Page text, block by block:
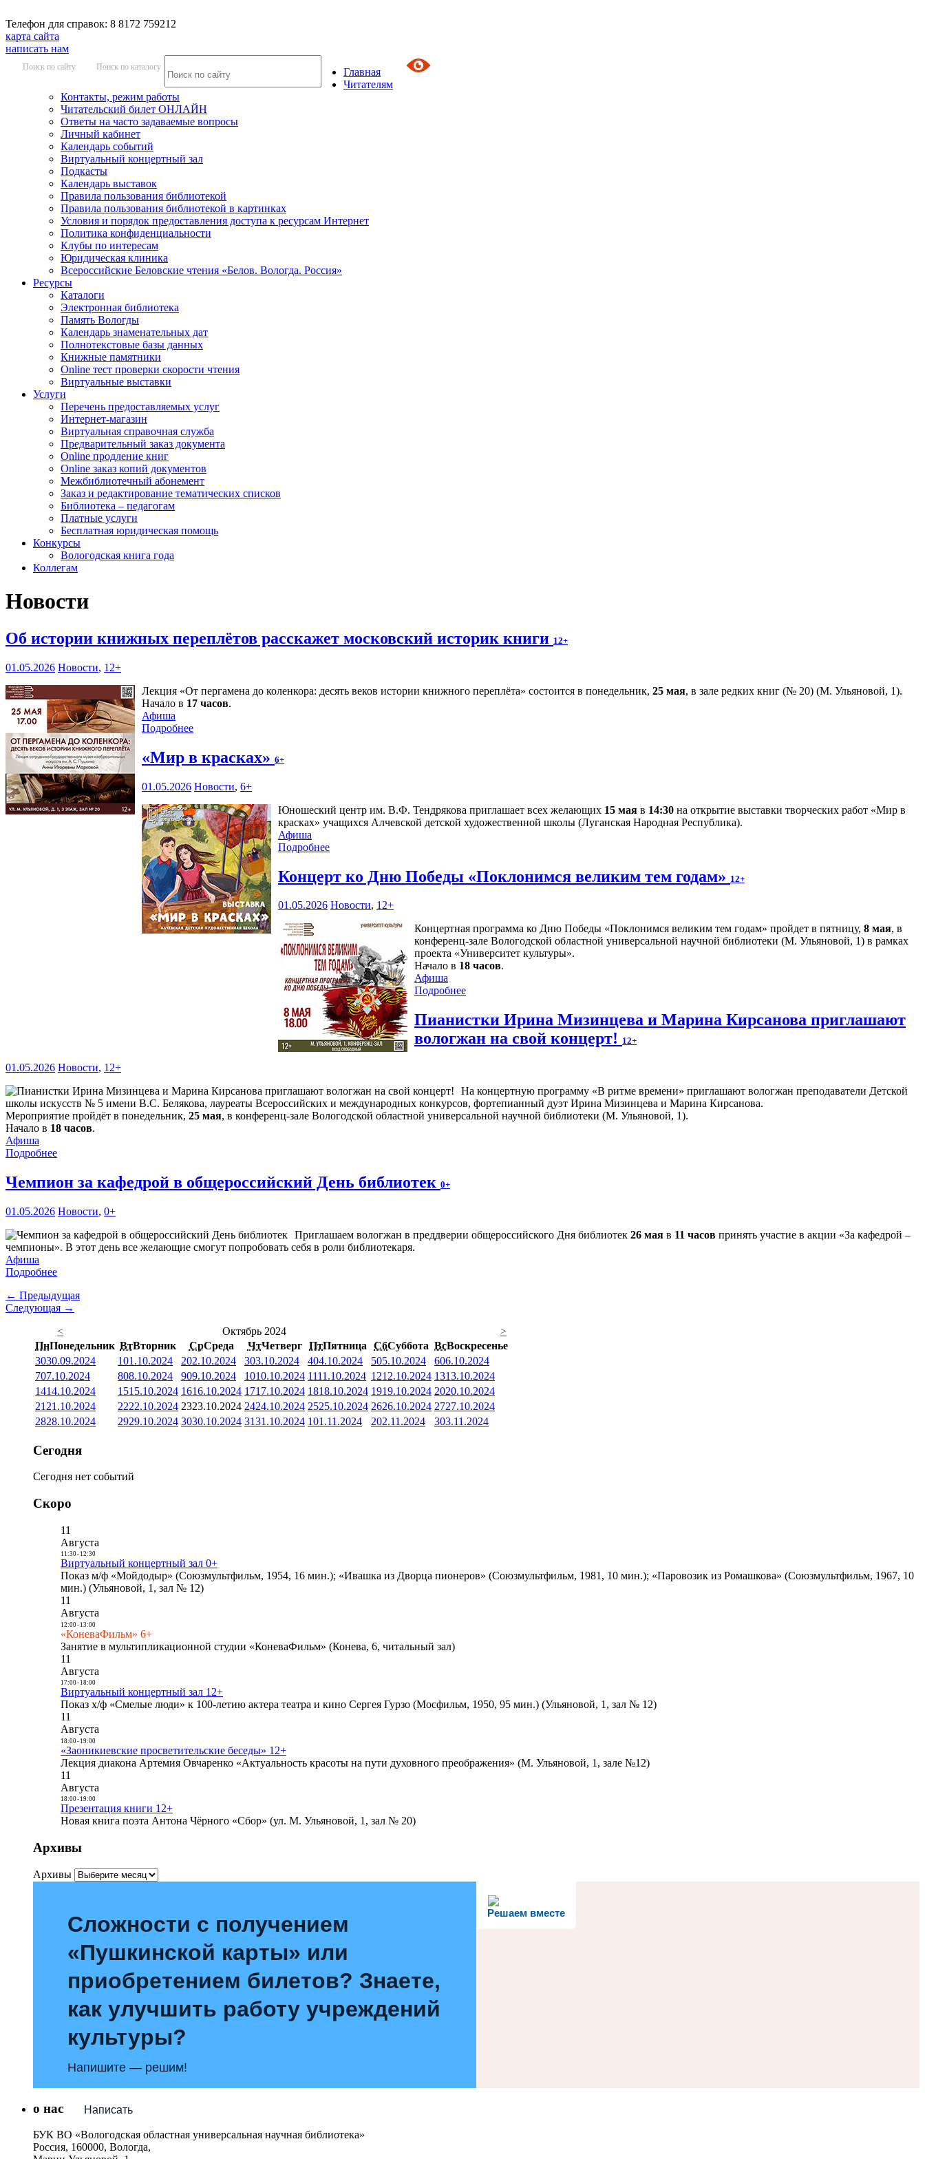
Телефон для справок: 8 8172 759212
карта сайта
написать нам
Поиск по сайту Поиск по каталогу
Главная
Читателям
Контакты, режим работы
Читательский билет ОНЛАЙН
Ответы на часто задаваемые вопросы
Личный кабинет
Календарь событий
Виртуальный концертный зал
Подкасты
Календарь выставок
Правила пользования библиотекой
Правила пользования библиотекой в картинках
Условия и порядок предоставления доступа к ресурсам Интернет
Политика конфиденциальности
Клубы по интересам
Юридическая клиника
Всероссийские Беловские чтения «Белов. Вологда. Россия»
Ресурсы
Каталоги
Электронная библиотека
Память Вологды
Календарь знаменательных дат
Полнотекстовые базы данных
Книжные памятники
Online тест проверки скорости чтения
Виртуальные выставки
Услуги
Перечень предоставляемых услуг
Интернет-магазин
Виртуальная справочная служба
Предварительный заказ документа
Online продление книг
Online заказ копий документов
Межбиблиотечный абонемент
Заказ и редактирование тематических списков
Библиотека – педагогам
Платные услуги
Бесплатная юридическая помощь
Конкурсы
Вологодская книга года
Коллегам
Новости
Об истории книжных переплётов расскажет московский историк книги 12+
01.05.2026 Новости, 12+
Лекция «От пергамена до коленкора: десять веков истории книжного переплёта» состоится в понедельник, 25 мая, в зале редких книг (№ 20) (М. Ульяновой, 1).
Начало в 17 часов.
Афиша
Подробнее
«Мир в красках» 6+
01.05.2026 Новости, 6+
Юношеский центр им. В.Ф. Тендрякова приглашает всех желающих 15 мая в 14:30 на открытие выставки творческих работ «Мир в
красках» учащихся Алчевской детской художественной школы (Луганская Народная Республика).
Афиша
Подробнее
Концерт ко Дню Победы «Поклонимся великим тем годам» 12+
01.05.2026 Новости, 12+
Концертная программа ко Дню Победы «Поклонимся великим тем годам» пройдет в пятницу, 8 мая, в
конференц-зале Вологодской областной универсальной научной библиотеки (М. Ульяновой, 1) в рамках
проекта «Университет культуры».
Начало в 18 часов.
Афиша
Подробнее
Пианистки Ирина Мизинцева и Марина Кирсанова приглашают
вологжан на свой концерт! 12+
01.05.2026 Новости, 12+
На концертную программу «В ритме времени» приглашают вологжан преподаватели Детской
школы искусств № 5 имени В.С. Белякова, лауреаты Всероссийских и международных конкурсов, фортепианный дуэт Ирина Мизинцева и Марина Кирсанова.
Мероприятие пройдёт в понедельник, 25 мая, в конференц-зале Вологодской областной универсальной научной библиотеки (М. Ульяновой, 1).
Начало в 18 часов.
Афиша
Подробнее
Чемпион за кафедрой в общероссийский День библиотек 0+
01.05.2026 Новости, 0+
Приглашаем вологжан в преддверии общероссийского Дня библиотек 26 мая в 11 часов принять участие в акции «За кафедрой –
чемпионы». В этот день все желающие смогут попробовать себя в роли библиотекаря.
Афиша
Подробнее
← Предыдущая
Следующая →
<
Октябрь 2024
>
ПнПонедельник ВтВторник СрСреда ЧтЧетверг ПтПятница СбСуббота ВсВоскресенье
3030.09.2024 101.10.2024 202.10.2024 303.10.2024 404.10.2024 505.10.2024 606.10.2024
707.10.2024 808.10.2024 909.10.2024 1010.10.2024 1111.10.2024 1212.10.2024 1313.10.2024
1414.10.2024 1515.10.2024 1616.10.2024 1717.10.2024 1818.10.2024 1919.10.2024 2020.10.2024
21 21.10.2024 2222.10.2024 2323.10.2024 2424.10.2024 2525.10.2024 2626.10.2024 2727.10.2024
2828.10.2024 2929.10.2024 3030.10.2024 3131.10.2024 101.11.2024 202.11.2024 303.11.2024
Сегодня
Сегодня нет событий
Скоро
11
Августа
11:30- 12:30
Виртуальный концертный зал 0+
Показ м/ф «Мойдодыр» (Союзмультфильм, 1954, 16 мин.); «Ивашка из Дворца пионеров» (Союзмультфильм, 1981, 10 мин.); «Паровозик из Ромашкова» (Союзмультфильм, 1967, 10
мин.) (Ульяновой, 1, зал № 12)
11
Августа
12:00- 13:00
«КоневаФильм» 6+
Занятие в мультипликационной студии «КоневаФильм» (Конева, 6, читальный зал)
11
Августа
17:00- 18:00
Виртуальный концертный зал 12+
Показ х/ф «Смелые люди» к 100-летию актера театра и кино Сергея Гурзо (Мосфильм, 1950, 95 мин.) (Ульяновой, 1, зал № 12)
11
Августа
18:00- 19:00
«Заоникиевские просветительские беседы» 12+
Лекция диакона Артемия Овчаренко «Актуальность красоты на пути духовного преображения» (М. Ульяновой, 1, зале №12)
11
Августа
18:00- 19:00
Презентация книги 12+
Новая книга поэта Антона Чёрного «Сбор» (ул. М. Ульяновой, 1, зал № 20)
Архивы
Архивы
Решаем вместе
Сложности с получением
«Пушкинской карты» или
приобретением билетов? Знаете,
как улучшить работу учреждений
культуры?
Напишите — решим!
Написать
о нас
БУК ВО «Вологодская областная универсальная научная библиотека»
Россия, 160000, Вологда,